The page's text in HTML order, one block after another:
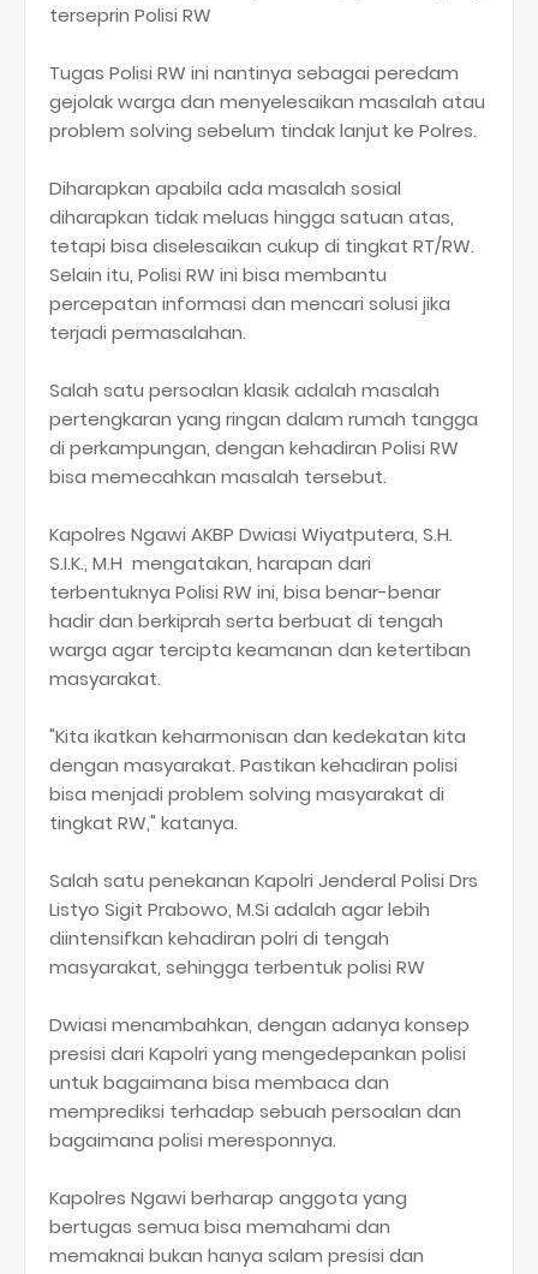
terseprin Polisi RW
Tugas Polisi RW ini nantinya sebagai peredam
gejolak warga dan menyelesaikan masalah atau
problem solving sebelum tindak lanjut ke Polres.
Diharapkan apabila ada masalah sosial
diharapkan tidak meluas hingga satuan atas,
tetapi bisa diselesaikan cukup di tingkat RT/RW.
Selain itu, Polisi RW ini bisa membantu
percepatan informasi dan mencari solusi jika
terjadi permasalahan.
Salah satu persoalan klasik adalah masalah
pertengkaran yang ringan dalam rumah tangga
di perkampungan, dengan kehadiran Polisi RW
bisa memecahkan masalah tersebut.
Kapolres Ngawi AKBP Dwiasi Wiyatputera, S.H.
S.I.K., M.H mengatakan, harapan dari
terbentuknya Polisi RW ini, bisa benar-benar
hadir dan berkiprah serta berbuat di tengah
warga agar tercipta keamanan dan ketertiban
masyarakat.
"Kita ikatkan keharmonisan dan kedekatan kita
dengan masyarakat. Pastikan kehadiran polisi
bisa menjadi problem solving masyarakat di
tingkat RW," katanya.
Salah satu penekanan Kapolri Jenderal Polisi Drs
Listyo Sigit Prabowo, M.Si adalah agar lebih
diintensifkan kehadiran polri di tengah
masyarakat, sehingga terbentuk polisi RW
Dwiasi menambahkan, dengan adanya konsep
presisi dari Kapolri yang mengedepankan polisi
untuk bagaimana bisa membaca dan
memprediksi terhadap sebuah persoalan dan
bagaimana polisi meresponnya.
Kapolres Ngawi berharap anggota yang
bertugas semua bisa memahami dan
memaknai bukan hanya salam presisi dan